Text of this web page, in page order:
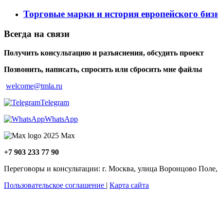
Торговые марки и история европейского
Всегда на связи
Получить консультацию и разъяснения, обсудить проект
Позвонить, написать, спросить или сбросить мне файлы
welcome@tmla.ru
Telegram
WhatsApp
Maх
+7 903 233 77 90
Переговоры и консультации: г. Москва, улица Воронцово Поле,
Пользовательское соглашение | Карта сайта